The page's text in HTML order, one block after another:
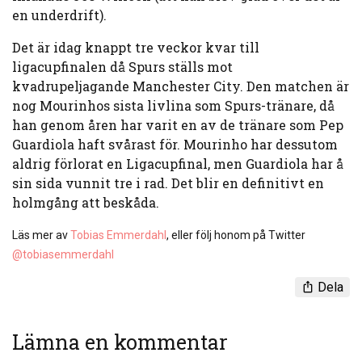
en underdrift).
Det är idag knappt tre veckor kvar till
ligacupfinalen då Spurs ställs mot
kvadrupeljagande Manchester City. Den matchen är
nog Mourinhos sista livlina som Spurs-tränare, då
han genom åren har varit en av de tränare som Pep
Guardiola haft svårast för. Mourinho har dessutom
aldrig förlorat en Ligacupfinal, men Guardiola har å
sin sida vunnit tre i rad. Det blir en definitivt en
holmgång att beskåda.
Läs mer avTobias Emmerdahl , eller följ honom på Twitter
@tobiasemmerdahl
Dela
Lämna en kommentar